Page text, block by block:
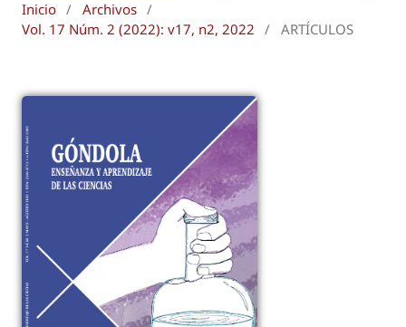
Inicio / Archivos /
Vol. 17 Núm. 2 (2022): v17, n2, 2022
/ ARTÍCULOS